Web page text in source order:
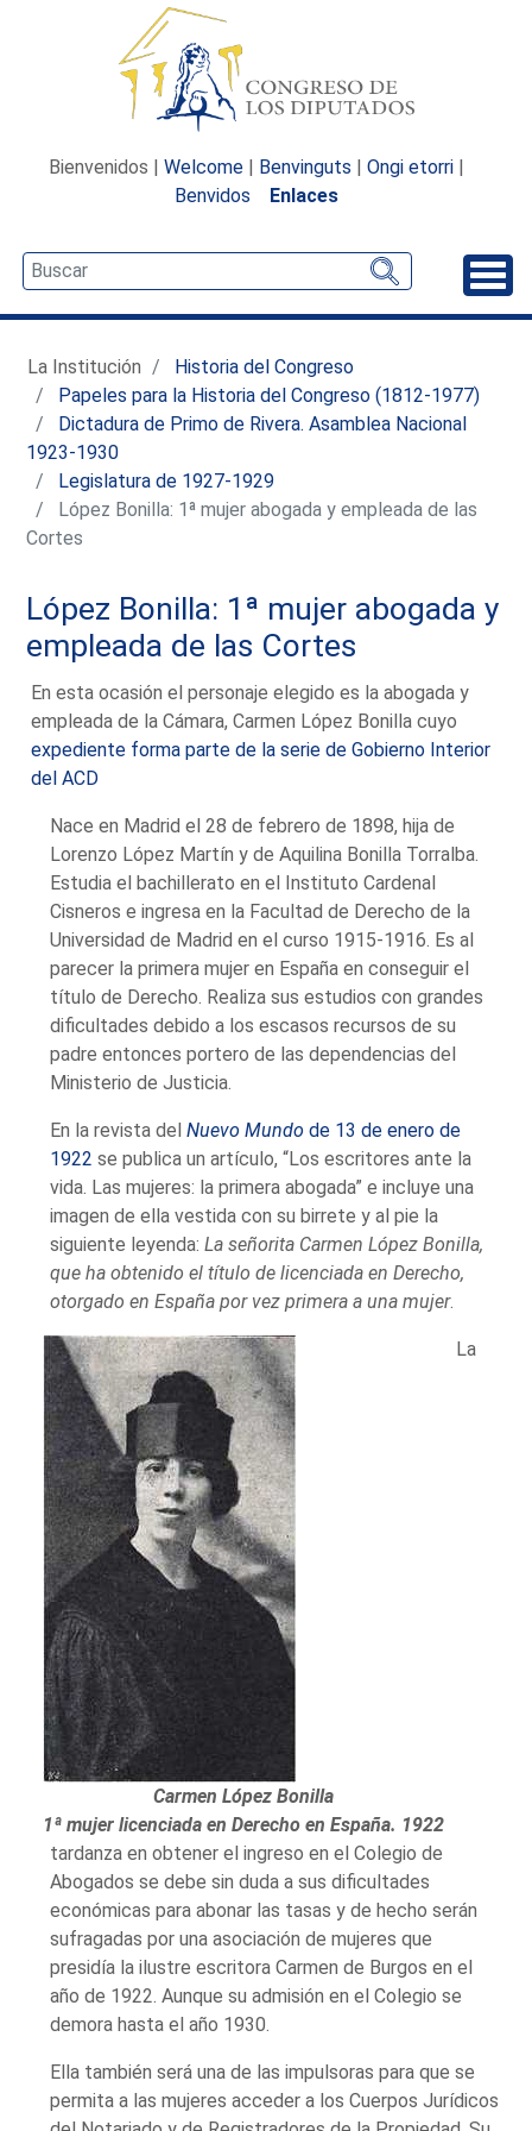
Bienvenidos | Welcome | Benvinguts | Ongi etorri |
Benvidos
Enlaces
La Institución
Historia del Congreso
Papeles para la Historia del Congreso (1812-1977)
Dictadura de Primo de Rivera. Asamblea Nacional
1923-1930
Legislatura de 1927-1929
López Bonilla: 1ª mujer abogada y empleada de las
Cortes
López Bonilla: 1ª mujer abogada y
empleada de las Cortes
En esta ocasión el personaje elegido es la abogada y
empleada de la Cámara, Carmen López Bonilla cuyo
expediente forma parte de la serie de Gobierno Interior
del ACD
Nace en Madrid el 28 de febrero de 1898, hija de
Lorenzo López Martín y de Aquilina Bonilla Torralba.
Estudia el bachillerato en el Instituto Cardenal
Cisneros e ingresa en la Facultad de Derecho de la
Universidad de Madrid en el curso 1915-1916. Es al
parecer la primera mujer en España en conseguir el
título de Derecho. Realiza sus estudios con grandes
dificultades debido a los escasos recursos de su
padre entonces portero de las dependencias del
Ministerio de Justicia.
En la revista delNuevo Mundo de 13 de enero de
1922 se publica un artículo, “Los escritores ante la
vida. Las mujeres: la primera abogada” e incluye una
imagen de ella vestida con su birrete y al pie la
siguiente leyenda:La señorita Carmen López Bonilla,
que ha obtenido el título de licenciada en Derecho,
otorgado en España por vez primera a una mujer.
Carmen López Bonilla
1ª mujer licenciada en Derecho en España. 1922
La
tardanza en obtener el ingreso en el Colegio de
Abogados se debe sin duda a sus dificultades
económicas para abonar las tasas y de hecho serán
sufragadas por una asociación de mujeres que
presidía la ilustre escritora Carmen de Burgos en el
año de 1922. Aunque su admisión en el Colegio se
demora hasta el año 1930.
Ella también será una de las impulsoras para que se
permita a las mujeres acceder a los Cuerpos Jurídicos